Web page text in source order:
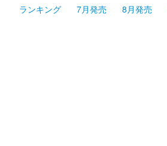
プレミアム
ランキング
7月発売 8月発売